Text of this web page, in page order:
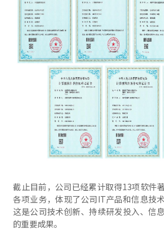
截止目前，公司已经累计取得13项软件
各项业务，体现了公司IT产品和信息技
这是公司技术创新、持续研发投入、信
的重要成果。